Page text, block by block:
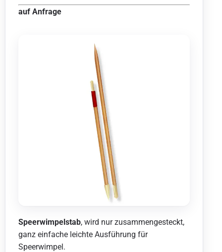
auf Anfrage
Speerwimpelstab, wird nur zusammengesteckt,
ganz einfache leichte Ausführung für
Speerwimpel.